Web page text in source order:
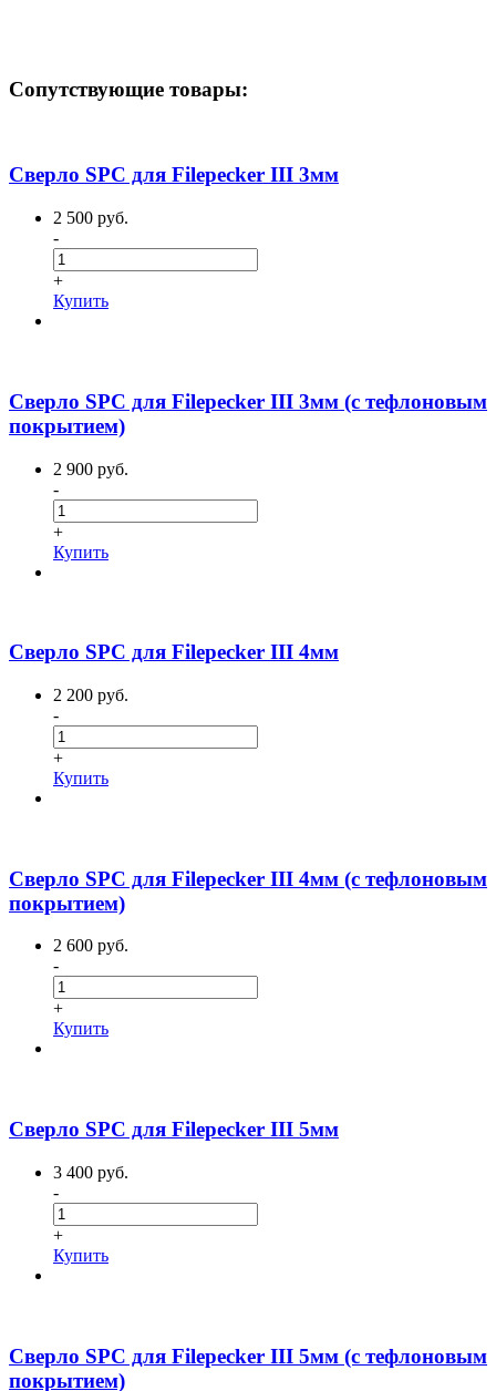
Сопутствующие товары:
Сверло SPC для Filepecker III 3мм
2 500 руб.
-
+
Купить
Сверло SPC для Filepecker III 3мм (с тефлоновым
покрытием)
2 900 руб.
-
+
Купить
Сверло SPC для Filepecker III 4мм
2 200 руб.
-
+
Купить
Сверло SPC для Filepecker III 4мм (с тефлоновым
покрытием)
2 600 руб.
-
+
Купить
Сверло SPC для Filepecker III 5мм
3 400 руб.
-
+
Купить
Сверло SPC для Filepecker III 5мм (с тефлоновым
покрытием)